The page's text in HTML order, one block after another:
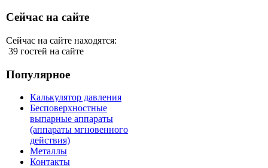
Сейчас на сайте
Сейчас на сайте находятся:
39 гостей на сайте
Популярное
Калькулятор давления
Бесповерхностные
выпарные аппараты
(аппараты мгновенного
действия)
Металлы
Контакты